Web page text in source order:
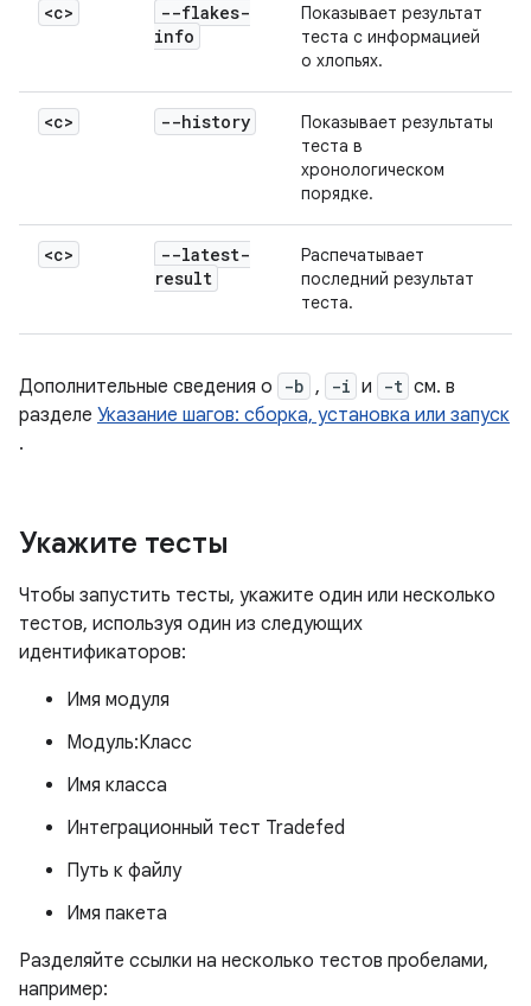
<c>
--flakes-
info
Показывает результат
теста с информацией
о хлопьях.
<c> --history
Показывает результаты
теста в
хронологическом
порядке.
<c>
--latest-
result
Распечатывает
последний результат
теста.
Дополнительные сведения о -b , -i и -t см. в
разделе Указание шагов: сборка, установка или запуск
.
Укажите тесты
Чтобы запустить тесты, укажите один или несколько
тестов, используя один из следующих
идентификаторов:
Имя модуля
Модуль:Класс
Имя класса
Интеграционный тест Tradefed
Путь к файлу
Имя пакета
Разделяйте ссылки на несколько тестов пробелами,
например: